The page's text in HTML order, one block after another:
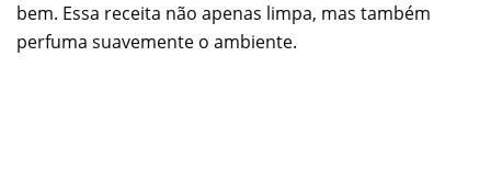
bem. Essa receita não apenas limpa, mas também
perfuma suavemente o ambiente.